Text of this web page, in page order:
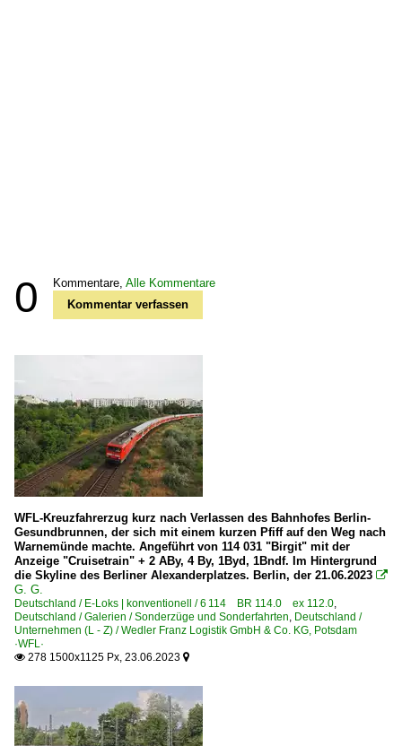
0 Kommentare, Alle Kommentare
Kommentar verfassen
WFL-Kreuzfahrerzug kurz nach Verlassen des Bahnhofes Berlin-
Gesundbrunnen, der sich mit einem kurzen Pfiff auf den Weg nach
Warnemünde machte. Angeführt von 114 031 "Birgit" mit der
Anzeige "Cruisetrain" + 2 ABy, 4 By, 1Byd, 1Bndf. Im Hintergrund
die Skyline des Berliner Alexanderplatzes. Berlin, der 21.06.2023 
G. G.
Deutschland / E-Loks | konventionell / 6 114 BR 114.0 ex 112.0,
Deutschland / Galerien / Sonderzüge und Sonderfahrten, Deutschland /
Unternehmen (L - Z) / Wedler Franz Logistik GmbH & Co. KG, Potsdam
·WFL·
 278 1500x1125 Px, 23.06.2023 